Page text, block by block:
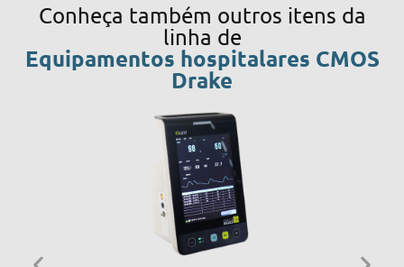
Conheça também outros itens da
linha de
Equipamentos hospitalares CMOS
Drake